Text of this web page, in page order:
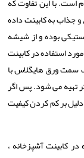
به کابینت داده
بوده و از شیشه
استفاده در کابینت
ورق هایگلاس با
می شود. پس اگر
بر کم کردن کیفیت
کابینت آشپزخانه ،